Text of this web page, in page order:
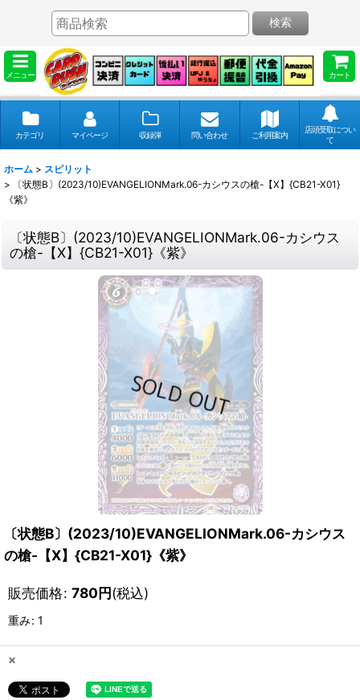
メニュー カート
検索
カテゴリ マイページ 収録弾 問い合わせ ご利用案内
店頭受取につい
て
ホーム > スピリット
>
〔状態B〕(2023/10)EVANGELIONMark.06-カシウスの槍-【X】{CB21-X01}
《紫》
〔状態B〕(2023/10)EVANGELIONMark.06-カシウス
の槍-【X】{CB21-X01}《紫》
〔状態B〕(2023/10)EVANGELIONMark.06-カシウス
の槍-【X】{CB21-X01}《紫》
販売価格: 780円(税込)
重み: 1
×